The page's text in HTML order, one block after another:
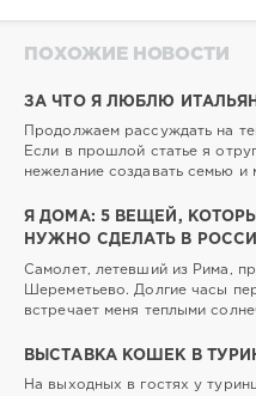
ПОХОЖИЕ НОВОСТИ
ЗА ЧТО Я ЛЮБЛЮ
Продолжаем рассуждать на
Если в прошлой статье я
нежелание создавать семью и
Я ДОМА: 5 ВЕЩЕЙ,
НУЖНО СДЕЛАТЬ В
Самолет, летевший из Рима,
Шереметьево. Долгие часы
встречает меня теплыми
ВЫСТАВКА КОШЕК В
На выходных в гостях у